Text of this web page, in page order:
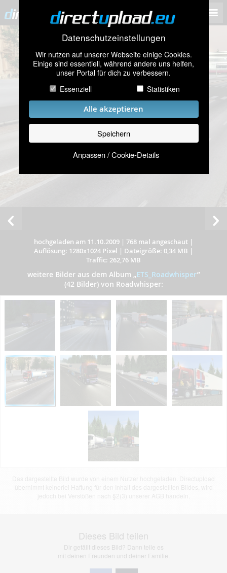
Datenschutzeinstellungen
Wir nutzen auf unserer Webseite einige Cookies.
Einige sind essentiell, während andere uns helfen,
unser Portal für dich zu verbessern.
Essenziell
Statistiken
Alle akzeptieren
Speichern
Anpassen / Cookie-Details
hochgeladen am 11.10.2009 | 768 mal angeschaut |
Auflösung: 1280x1024 Pixel | Dateigröße: 0,34 MB |
Traffic: 262,76 MB
weitere Bilder aus dem Album „ETS_Roadwhisper”
(42 Bilder) von Roadwhisper:
Dieses Bild teilen
Dir gefällt dieses Bild? Dann teile es
mit deinen Freunden und deiner Familie.